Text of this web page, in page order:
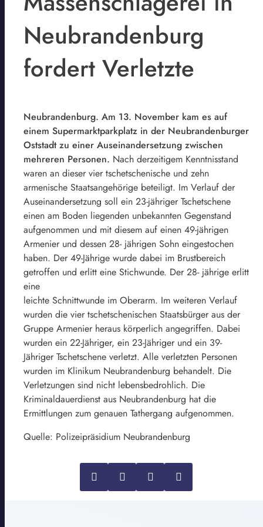
Neubrandenburg
fordert Verletzte
Neubrandenburg. Am 13. November kam es auf
einem Supermarktparkplatz in der Neubrandenburger
Oststadt zu einer Auseinandersetzung zwischen
mehreren Personen. Nach derzeitigem Kenntnisstand
waren an dieser vier tschetschenische und zehn
armenische Staatsangehörige beteiligt. Im Verlauf der
Auseinandersetzung soll ein 23-jähriger Tschetschene
einen am Boden liegenden unbekannten Gegenstand
aufgenommen und mit diesem auf einen 49-jährigen
Armenier und dessen 28- jährigen Sohn eingestochen
haben. Der 49-Jährige wurde dabei im Brustbereich
getroffen und erlitt eine Stichwunde. Der 28- jährige erlitt
eine
leichte Schnittwunde im Oberarm. Im weiteren Verlauf
wurden die vier tschetschenischen Staatsbürger aus der
Gruppe Armenier heraus körperlich angegriffen. Dabei
wurden ein 22-Jähriger, ein 23-Jähriger und ein 39-
Jähriger Tschetschene verletzt. Alle verletzten Personen
wurden im Klinikum Neubrandenburg behandelt. Die
Verletzungen sind nicht lebensbedrohlich. Die
Kriminaldauerdienst aus Neubrandenburg hat die
Ermittlungen zum genauen Tathergang aufgenommen.
Quelle: Polizeipräsidium Neubrandenburg